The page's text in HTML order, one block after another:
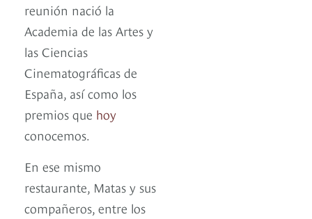
reunión nació la
Academia de las Artes y
las Ciencias
Cinematográficas de
España, así como los
premios que hoy
conocemos.
En ese mismo
restaurante, Matas y sus
compañeros, entre los